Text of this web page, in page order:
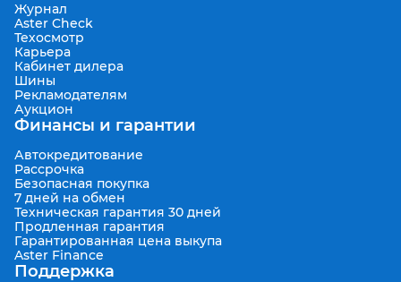
Журнал
Aster Check
Техосмотр
Карьера
Кабинет дилера
Шины
Рекламодателям
Аукцион
Финансы и гарантии
Автокредитование
Рассрочка
Безопасная покупка
7 дней на обмен
Техническая гарантия 30 дней
Продленная гарантия
Гарантированная цена выкупа
Aster Finance
Поддержка